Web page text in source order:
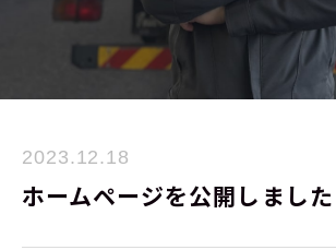
2023.12.18
ホームページを公開しました